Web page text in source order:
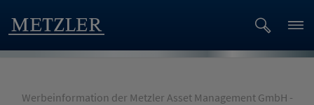
Werbeinformation der Metzler Asset Management GmbH -